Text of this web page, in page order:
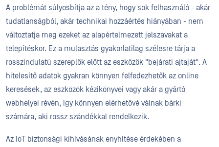
A problémát súlyosbítja az a tény, hogy sok felhasználó - akár
tudatlanságból, akár technikai hozzáértés hiányában - nem
változtatja meg ezeket az alapértelmezett jelszavakat a
telepítéskor. Ez a mulasztás gyakorlatilag szélesre tárja a
rosszindulatú szereplők előtt az eszközök "bejárati ajtaját". A
hitelesítő adatok gyakran könnyen felfedezhetők az online
keresések, az eszközök kézikönyvei vagy akár a gyártó
webhelyei révén, így könnyen elérhetővé válnak bárki
számára, aki rossz szándékkal rendelkezik.
Az IoT biztonsági kihívásának enyhítése érdekében a